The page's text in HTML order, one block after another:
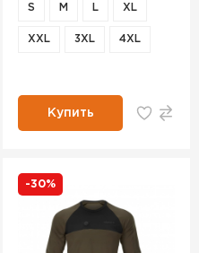
S M L XL
XXL 3XL 4XL
Купить
-30%